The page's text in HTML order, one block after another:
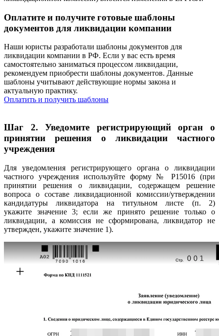
Оплатите и получите готовые шаблоны
документов для ликвидации компании
Наши юристы разработали шаблоны документов для
ликвидации компании в РФ. Если у вас есть время
самостоятельно заниматься процессом ликвидации,
рекомендуем приобрести шаблоны документов. Данные
шаблоны учитывают действующие нормы закона и
актуальную практику.
Оплатить и получить шаблоны
Шаг 2. Уведомите регистрирующий орган о
принятии решения о ликвидации частного
учреждения
Для уведомления регистрирующего органа о ликвидации
частного учреждения используйте форму № Р15016 (при
принятии решения о ликвидации, содержащем решение
вопроса о составе ликвидационной комиссии/утверждении
кандидатуры ликвидатора на титульном листе (п. 2)
укажите значение 3; если же принято решение только о
ликвидации, а комиссия не сформирована, ликвидатор не
утвержден, укажите значение 1).